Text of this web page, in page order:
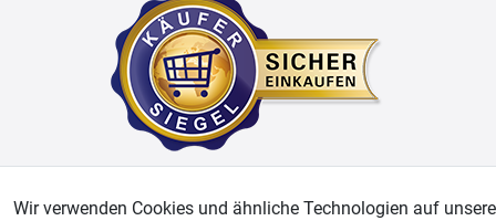
AGB Widerrufsrecht Datenschutz Impressum
Wir verwenden Cookies und ähnliche Technologien auf